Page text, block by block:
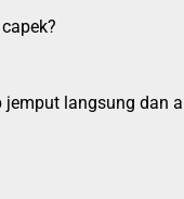
langsung dan